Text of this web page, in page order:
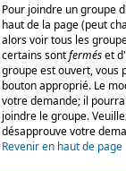
Pour joindre un groupe
haut de la page (peut
alors voir tous les
certains sontferméset
groupe est ouvert, vous
bouton approprié. Le
votre demande; il
joindre le groupe.
désapprouve votre
Revenir en haut de page